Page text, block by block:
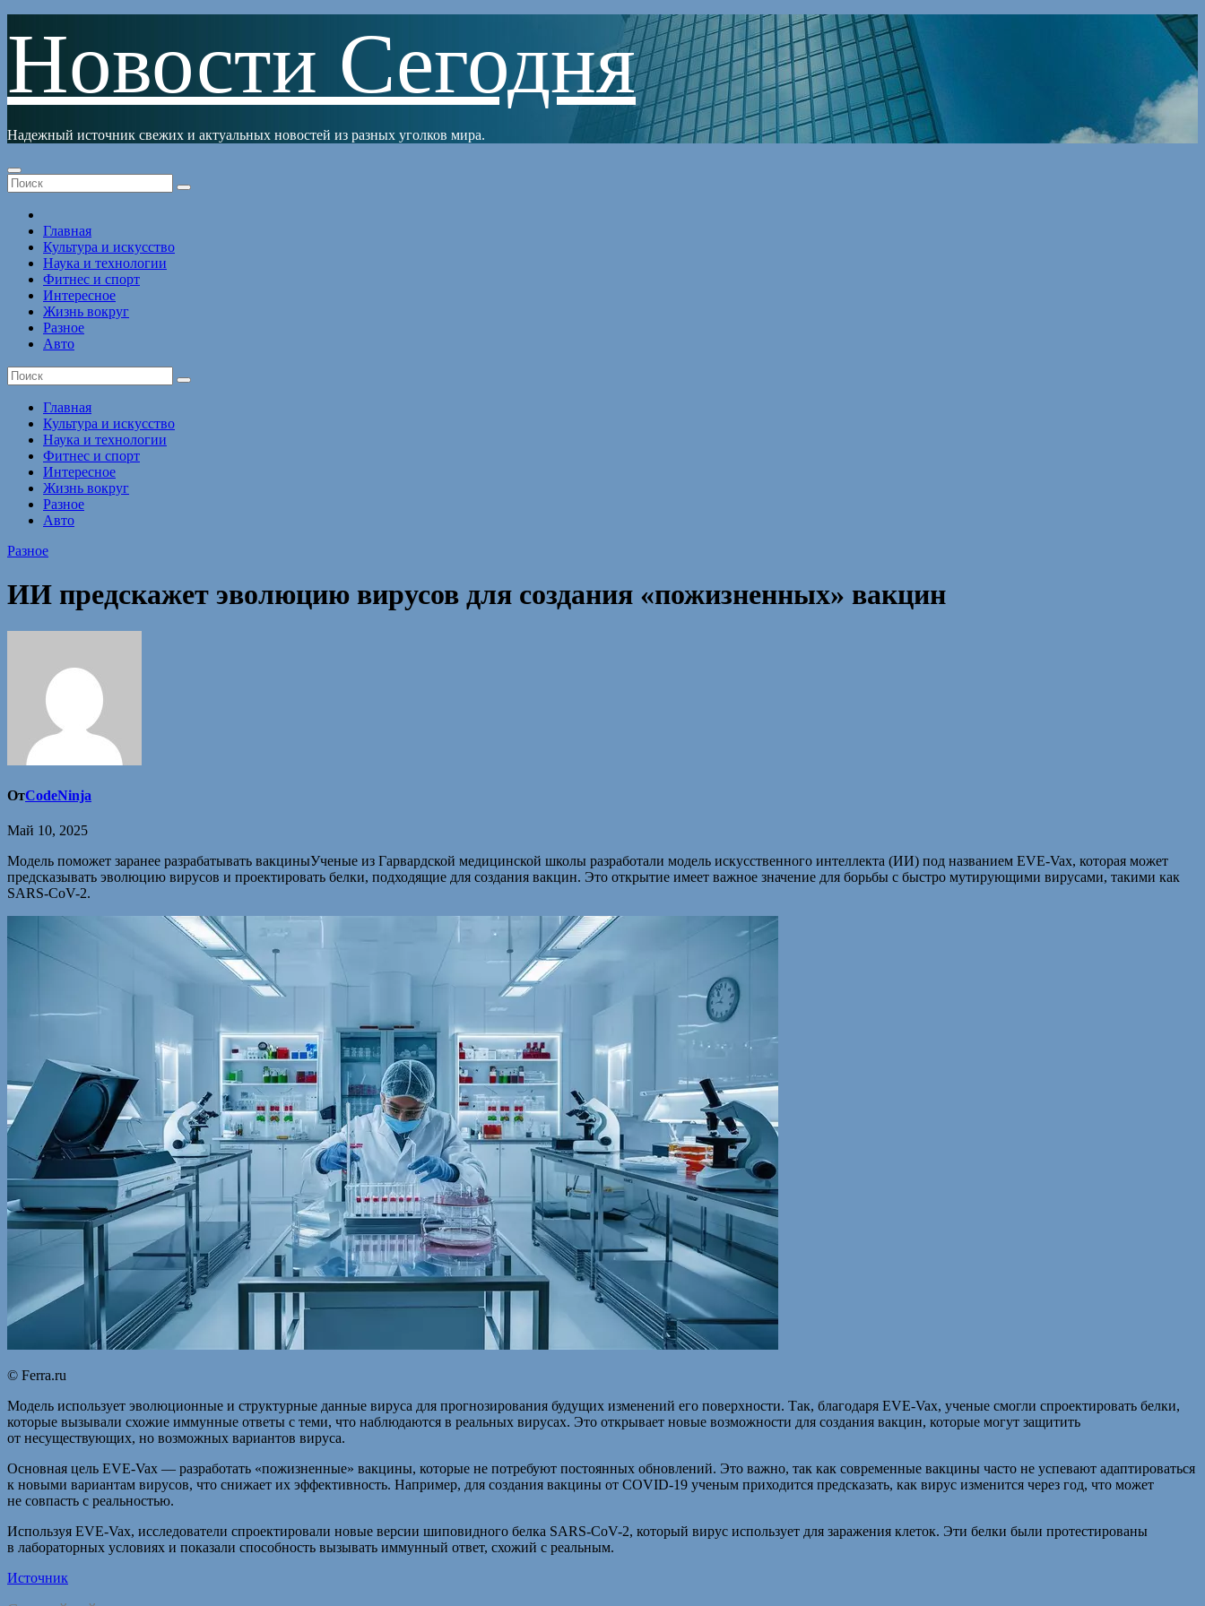
к
содержимому
Новости Сегодня
Надежный источник свежих и актуальных новостей из разных уголков мира.
Главная
Культура и искусство
Наука и технологии
Фитнес и спорт
Интересное
Жизнь вокруг
Разное
Авто
Главная
Культура и искусство
Наука и технологии
Фитнес и спорт
Интересное
Жизнь вокруг
Разное
Авто
Разное
ИИ предскажет эволюцию вирусов для создания «пожизненных» вакцин
ОтCodeNinja
Май 10, 2025
Модель поможет заранее разрабатывать вакциныУченые из Гарвардской медицинской школы разработали модель искусственного интеллекта (ИИ) под названием EVE-Vax, которая может
предсказывать эволюцию вирусов и проектировать белки, подходящие для создания вакцин. Это открытие имеет важное значение для борьбы с быстро мутирующими вирусами, такими как
SARS-CoV-2.
© Ferra.ru
Модель использует эволюционные и структурные данные вируса для прогнозирования будущих изменений его поверхности. Так, благодаря EVE-Vax, ученые смогли спроектировать белки,
которые вызывали схожие иммунные ответы с теми, что наблюдаются в реальных вирусах. Это открывает новые возможности для создания вакцин, которые могут защитить
от несуществующих, но возможных вариантов вируса.
Основная цель EVE-Vax — разработать «пожизненные» вакцины, которые не потребуют постоянных обновлений. Это важно, так как современные вакцины часто не успевают адаптироваться
к новыми вариантам вирусов, что снижает их эффективность. Например, для создания вакцины от COVID-19 ученым приходится предсказать, как вирус изменится через год, что может
не совпасть с реальностью.
Используя EVE-Vax, исследователи спроектировали новые версии шиповидного белка SARS-CoV-2, который вирус использует для заражения клеток. Эти белки были протестированы
в лабораторных условиях и показали способность вызывать иммунный ответ, схожий с реальным.
Источник